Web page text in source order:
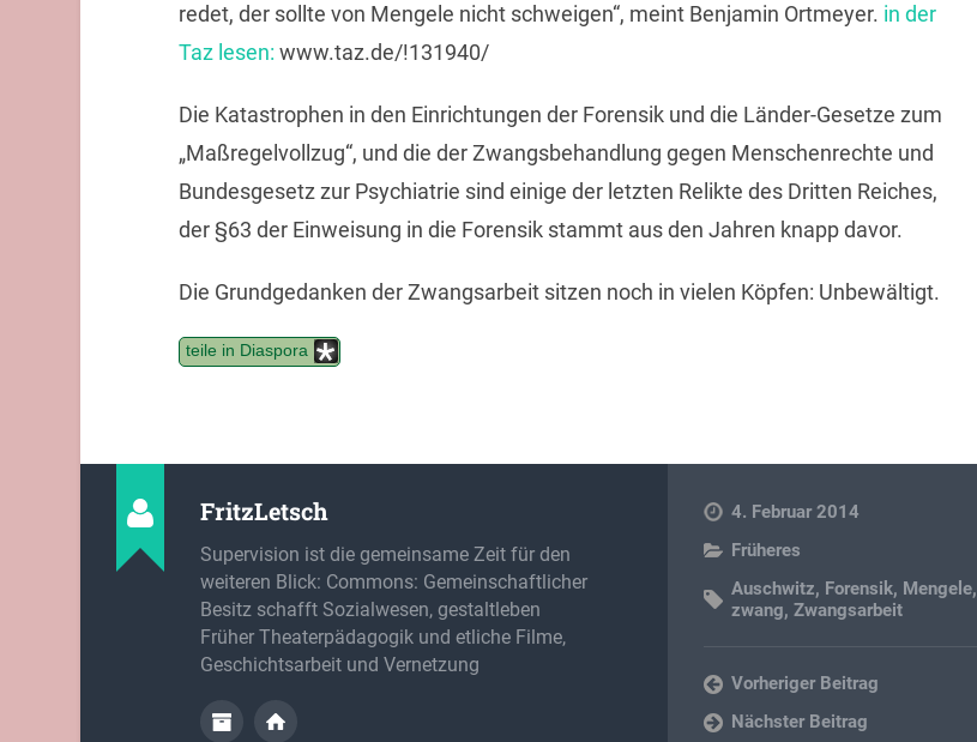
redet, der sollte von Mengele nicht schweigen“, meint Benjamin Ortmeyer. in der
Taz lesen: www.taz.de/!131940/
Die Katastrophen in den Einrichtungen der Forensik und die Länder-Gesetze zum
„Maßregelvollzug“, und die der Zwangsbehandlung gegen Menschenrechte und
Bundesgesetz zur Psychiatrie sind einige der letzten Relikte des Dritten Reiches,
der §63 der Einweisung in die Forensik stammt aus den Jahren knapp davor.
Die Grundgedanken der Zwangsarbeit sitzen noch in vielen Köpfen: Unbewältigt.
teile in Diaspora
FritzLetsch
Supervision ist die gemeinsame Zeit für den
weiteren Blick: Commons: Gemeinschaftlicher
Besitz schafft Sozialwesen, gestaltleben
Früher Theaterpädagogik und etliche Filme,
Geschichtsarbeit und Vernetzung
4. Februar 2014
Früheres
Auschwitz, Forensik, Mengele,
zwang,Zwangsarbeit
Vorheriger Beitrag
Nächster Beitrag